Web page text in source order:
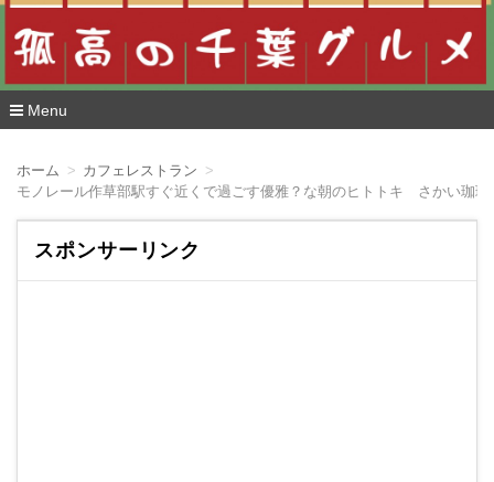
Menu
ホーム
カフェレストラン
モノレール作草部駅すぐ近くで過ごす優雅？な朝のヒトトキ さかい珈
スポンサーリンク